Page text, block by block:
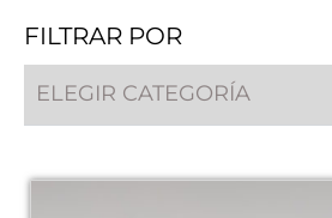
FILTRAR POR
ELEGIR CATEGORÍA